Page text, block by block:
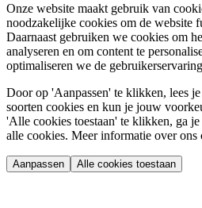
Onze website maakt gebruik van
noodzakelijke cookies om de website
Daarnaast gebruiken we cookies om
analyseren en om content te
optimaliseren we de
Door op 'Aanpassen' te klikken, lees
soorten cookies en kun je jouw
'Alle cookies toestaan' te klikken, ga
alle cookies. Meer informatie over ons
Aanpassen Alle cookies toestaan